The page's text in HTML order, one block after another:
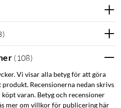
strömförbrukningen utan
uppgifter
för att hantera
Perfekt för stora
stationära datorer och NAS-
)
( 108)
Vi visar alla betyg för att göra
Recensionerna nedan skrivs
varan. Betyg och recensioner
mer om villkor för publicering här